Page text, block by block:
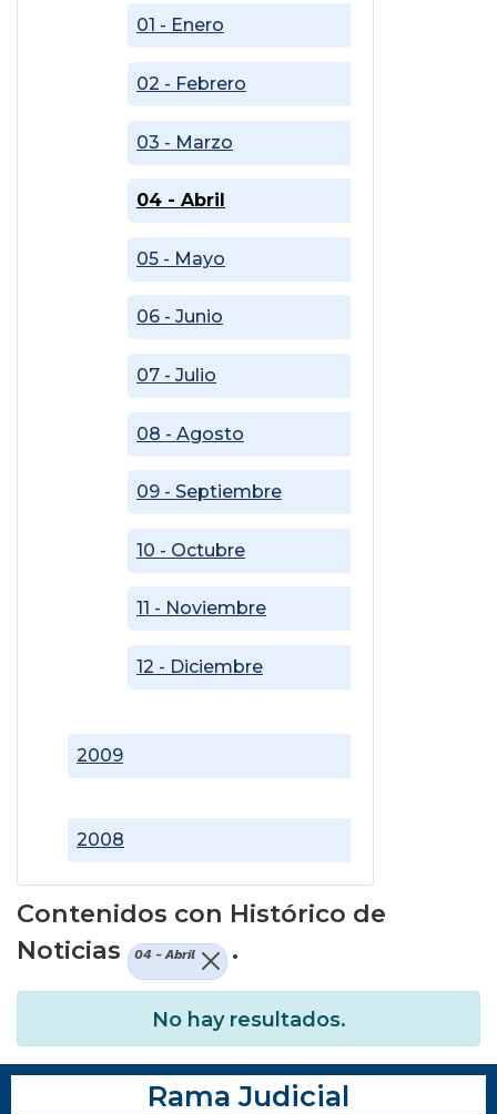
2008
2009
01 - Enero
02 - Febrero
03 - Marzo
04 - Abril
05 - Mayo
06 - Junio
07 - Julio
08 - Agosto
09 - Septiembre
10 - Octubre
11 - Noviembre
12 - Diciembre
Contenidos con Histórico de
Noticias
04 - Abril .
No hay resultados.
Rama Judicial